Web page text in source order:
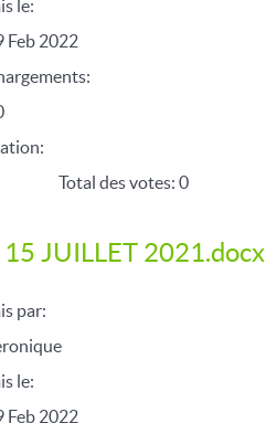
le:
Feb 2022
Total des votes: 0
15 JUILLET 2021.docx
par:
le:
Feb 2022